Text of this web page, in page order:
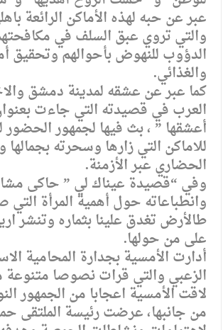
عبر عن حبه لهذه الأماكن الرائعة
والتي تروي عبق السلف في
الدؤوب للنهوض بأحوالهم وتحقيق
والغذائي.
كما عبر عن عشقه لمدينة دمشق
العرب في قصيدته التي جاءت
أعشقها ” ، بث فيها لجمهور الحضور
للاماكن التي زارها وسحرته بجمالها
الحضاري عبر الأزمنة.
وفي “قصيدة عيناك لي ” حاكى
وانطباعاته حول أهمية المرأة التي
طالأرض تغدق علينا بثماره وتنشر
على من حولها.
أدارت الأمسية بجدارة المحامية
الزعبي والتي قرات نصوصا متنوعة
لاقت الأمسية اعجابا من الجمهور
من جانبها، عرضت رئيسة الملتقى